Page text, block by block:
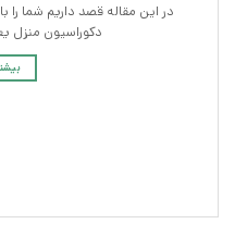
در این مقاله قصد داریم شما
دکوراسیون منزل